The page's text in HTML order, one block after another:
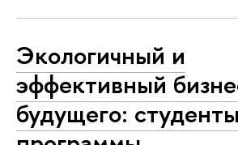
Экологичный и
эффективный
будущего: